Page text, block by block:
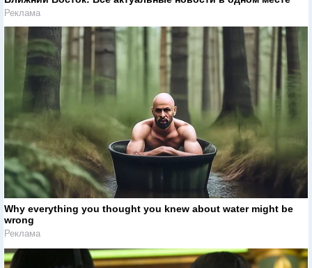
Реклама
Why everything you thought you knew about water might be
wrong
Реклама